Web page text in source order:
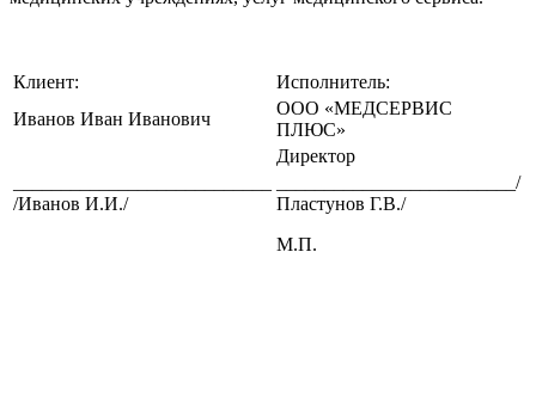
Клиент:
Исполнитель:
Иванов Иван Иванович
ООО «МЕДСЕРВИС
ПЛЮС»
Директор
/Иванов И.И./
_________________________/
Пластунов Г.В./
М.П.